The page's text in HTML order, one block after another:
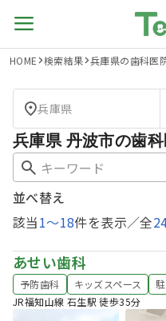
HOME 検索結果 兵庫県の歯科医
兵庫県
兵庫県 丹波市の歯
該当1〜18件を表示／全
並べ替え
あせい歯科
予防歯科 キッズスペース
JR福知山線 石生駅 徒歩35分